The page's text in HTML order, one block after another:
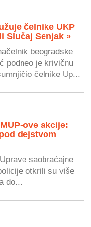
čelnike UKP
Slučaj Senjak »
beogradske
podneo je krivičnu
čelnike Up...
ove akcije:
dejstvom
saobraćajne
otkrili su više
do...